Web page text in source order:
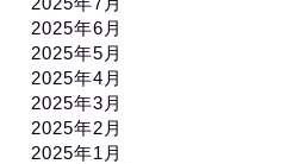
2025年6月
2025年5月
2025年4月
2025年3月
2025年2月
2025年1月